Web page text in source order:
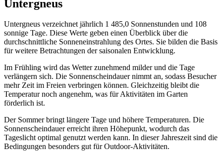
Untergneus
Untergneus verzeichnet jährlich 1 485,0 Sonnenstunden und 108
sonnige Tage. Diese Werte geben einen Überblick über die
durchschnittliche Sonneneinstrahlung des Ortes. Sie bilden die Basis
für weitere Betrachtungen der saisonalen Entwicklung.
Im Frühling wird das Wetter zunehmend milder und die Tage
verlängern sich. Die Sonnenscheindauer nimmt an, sodass Besucher
mehr Zeit im Freien verbringen können. Gleichzeitig bleibt die
Temperatur noch angenehm, was für Aktivitäten im Garten
förderlich ist.
Der Sommer bringt längere Tage und höhere Temperaturen. Die
Sonnenscheindauer erreicht ihren Höhepunkt, wodurch das
Tageslicht optimal genutzt werden kann. In dieser Jahreszeit sind die
Bedingungen besonders gut für Outdoor-Aktivitäten.